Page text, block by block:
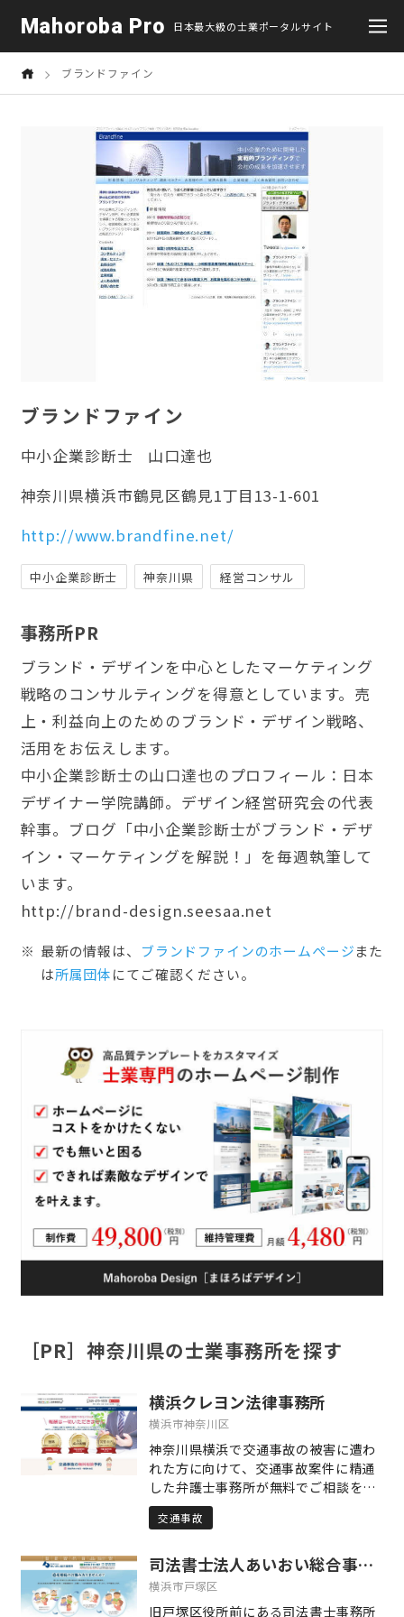
Mahoroba Pro 日本最大級の士業ポータルサイト
ブランドファイン
ブランドファイン
中小企業診断士
山口達也
神奈川県横浜市鶴見区鶴見1丁目13-1-601
http://www.brandfine.net/
中小企業診断士 神奈川県 経営コンサル
事務所PR
ブランド・デザインを中心としたマーケティング
戦略のコンサルティングを得意としています。売
上・利益向上のためのブランド・デザイン戦略、
活用をお伝えします。
中小企業診断士の山口達也のプロフィール：日本
デザイナー学院講師。デザイン経営研究会の代表
幹事。ブログ「中小企業診断士がブランド・デザ
イン・マーケティングを解説！」を毎週執筆して
います。
http://brand-design.seesaa.net
最新の情報は、 ブランドファインのホームぺージまた
は所属団体にてご確認ください。
［PR］神奈川県の士業事務所を探す
横浜クレヨン法律事務所
横浜市神奈川区
神奈川県横浜で交通事故の被害に遭わ
れた方に向けて、交通事故案件に精通
した弁護士事務所が無料でご相談をお
受けします。 交通事故で負ったお怪我
には、本来受け取れる「正当な補償
保険会社となると、一般の方が適切な
補償を引き出すのは簡単ではありませ
ん。そうした方々の力になりたいとい
交通事故
司法書士法人あいおい総合事務所
横浜市戸塚区
旧戸塚区役所前にある司法書士事務所